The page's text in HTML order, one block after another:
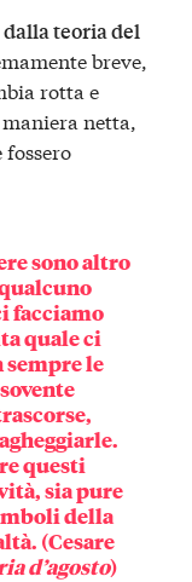
dalla teoria del
breve,
rotta e
netta,
fossero
sono altro
facciamo
quale ci
sempre le
questi
sia pure
della
(Cesare
d’agosto)